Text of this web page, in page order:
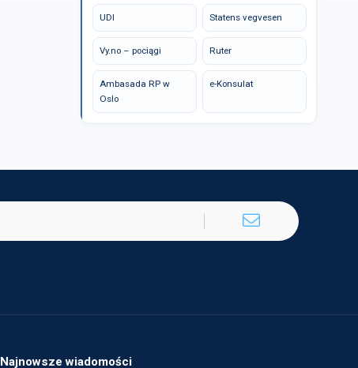
UDI Statens vegvesen
Vy.no – pociągi Ruter
Ambasada RP w
Oslo
e-Konsulat
Najnowsze wiadomości